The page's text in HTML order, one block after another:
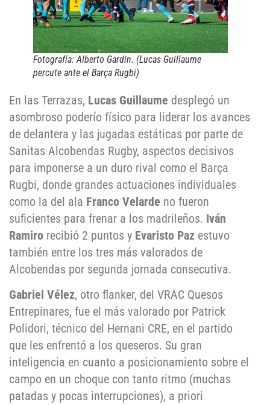
Fotografía: Alberto Gardin. (Lucas Guillaume
percute ante el Barça Rugbi)
En las Terrazas, Lucas Guillaume desplegó un
asombroso poderío físico para liderar los avances
de delantera y las jugadas estáticas por parte de
Sanitas Alcobendas Rugby, aspectos decisivos
para imponerse a un duro rival como el Barça
Rugbi, donde grandes actuaciones individuales
como la del ala Franco Velarde no fueron
suficientes para frenar a los madrileños. Iván
Ramiro recibió 2 puntos y Evaristo Paz estuvo
también entre los tres más valorados de
Alcobendas por segunda jornada consecutiva.
Gabriel Vélez, otro flanker, del VRAC Quesos
Entrepinares, fue el más valorado por Patrick
Polidori, técnico del Hernani CRE, en el partido
que les enfrentó a los queseros. Su gran
inteligencia en cuanto a posicionamiento sobre el
campo en un choque con tanto ritmo (muchas
patadas y pocas interrupciones), a priori